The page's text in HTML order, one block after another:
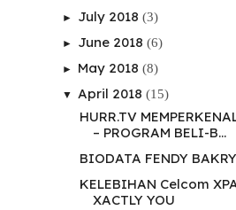
► July 2018 (3)
► June 2018 (6)
► May 2018 (8)
▼ April 2018 (15)
HURR.TV
– PROGRAM BELI-B...
BIODATA FENDY BAKRY
KELEBIHAN Celcom
XACTLY YOU